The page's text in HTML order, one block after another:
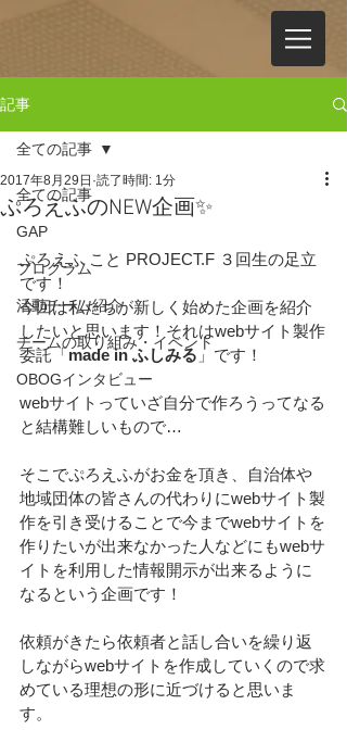
記事
全ての記事
GAP
プログラム
活動チーム紹介
チームの取り組み・イベント
OBOGインタビュー
全ての記事
ぷろえふのNEW企画✨
2017年8月29日 読了時間: 1分
ぷろえふ こと PROJECT.F ３回生の足立
です！
今回は私たちが新しく始めた企画を紹介
したいと思います！それはwebサイト製作
委託「made in ふしみる 」です！
webサイトっていざ自分で作ろうってなる
と結構難しいもので…
そこでぷろえふがお金を頂き、自治体や
地域団体の皆さんの代わりにwebサイト製
作を引き受けることで今までwebサイトを
作りたいが出来なかった人などにもwebサ
イトを利用した情報開示が出来るように
なるという企画です！
依頼がきたら依頼者と話し合いを繰り返
しながらwebサイトを作成していくので求
めている理想の形に近づけると思いま
す。